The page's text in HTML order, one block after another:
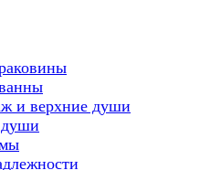
и верхние души
души